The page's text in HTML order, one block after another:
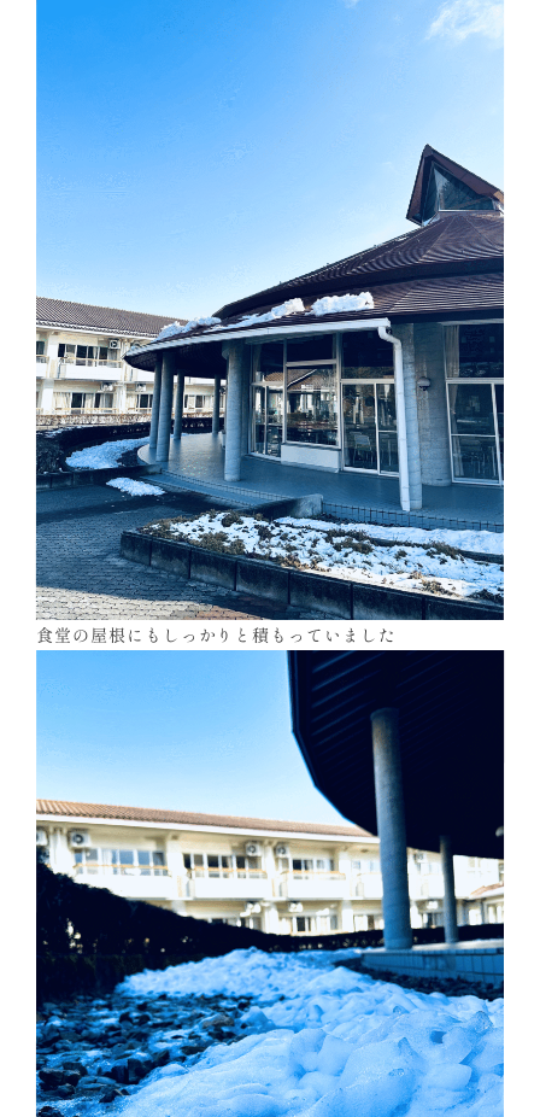
食堂の屋根にもしっかりと積もっていました